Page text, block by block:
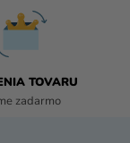
TOVARU
zadarmo